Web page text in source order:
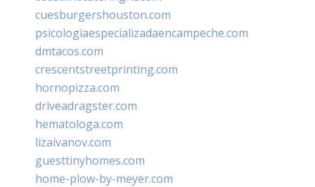
cuesburgershouston.com
psicologiaespecializadaencampeche.com
dmtacos.com
crescentstreetprinting.com
hornopizza.com
driveadragster.com
hematologa.com
lizaivanov.com
guesttinyhomes.com
home-plow-by-meyer.com